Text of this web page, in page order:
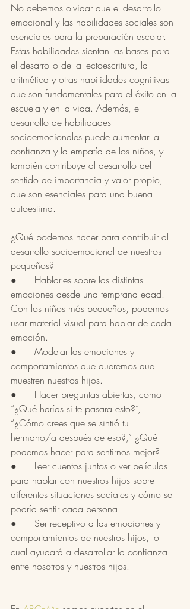
No debemos olvidar que el desarrollo
emocional y las habilidades sociales son
esenciales para la preparación escolar.
Estas habilidades sientan las bases para
el desarrollo de la lectoescritura, la
aritmética y otras habilidades cognitivas
que son fundamentales para el éxito en la
escuela y en la vida. Además, el
desarrollo de habilidades
socioemocionales puede aumentar la
confianza y la empatía de los niños, y
también contribuye al desarrollo del
sentido de importancia y valor propio,
que son esenciales para una buena
autoestima.
¿Qué podemos hacer para contribuir al
desarrollo socioemocional de nuestros
pequeños?
●      Hablarles sobre las distintas
emociones desde una temprana edad.
Con los niños más pequeños, podemos
usar material visual para hablar de cada
emoción.
●      Modelar las emociones y
comportamientos que queremos que
muestren nuestros hijos.
●      Hacer preguntas abiertas, como
“¿Qué harías si te pasara esto?”,
“¿Cómo crees que se sintió tu
hermano/a después de eso?,” ¿Qué
podemos hacer para sentirnos mejor?
●      Leer cuentos juntos o ver películas
para hablar con nuestros hijos sobre
diferentes situaciones sociales y cómo se
podría sentir cada persona.
●      Ser receptivo a las emociones y
comportamientos de nuestros hijos, lo
cual ayudará a desarrollar la confianza
entre nosotros y nuestros hijos.